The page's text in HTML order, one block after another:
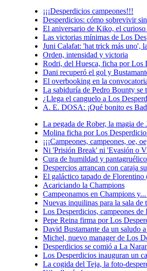
¡¡¡Desperdicios campeones!!!
Desperdicios: cómo sobrevivir
El aniversario de Kiko, el
Las victorias mínimas de Los
Juni Calafat: 'hat trick más uno',
Orden, intensidad y victoria
Rodri, del Huesca, ficha por Los
Dani recuperó el gol y
El overbooking en la
La sabiduría de Pedro Bounty se
¿Llega el canguelo a Los
A. E. DOSA: ¡Qué bonito es
La pegada de Rober, la magia
Molina ficha por Los
¡¡¡Campeones, campeones, oe,
Ni 'Prisión Break' ni 'Evasión o
Cura de humildad y
Despercios arrancan con caraja
El galáctico tapado de Florentino
Acariciando la Champions
Campeonamos en Champions
Nuevas inquilinas para la sala de
Los Desperdicios, campeones de
Pepe Reina firma por Los
David Bustamante da un saludo
Michel, nuevo manager de Los
Desperdicios se comió a La
Los Desperdicios inauguran un
La cogida del Teja, la foto-